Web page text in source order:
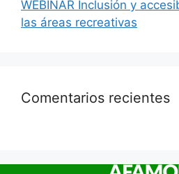
WEBINAR Inclusión y
las áreas recreativas
Comentarios recientes